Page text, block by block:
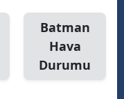
Batman
Hava
Durumu